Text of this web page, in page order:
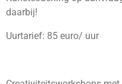
daarbij!
Uurtarief: 85 euro/ uur